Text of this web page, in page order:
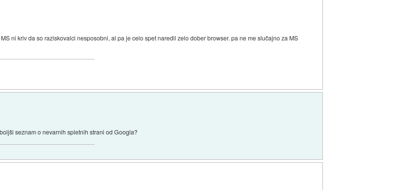
ni kriv da so raziskovalci nesposobni, al pa je celo spet naredil zelo dober browser. pa ne me slučajno za MS
seznam o nevarnih spletnih strani od Googla?